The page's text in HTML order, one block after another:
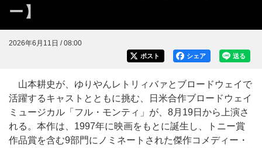
ー】
2026年6月11日 / 08:00
送る
シェア
ポスト
山本耕史が、ゆりやんレトリィバァとブロードウェイで
活躍するキャストとともに挑む、日米合作ブロードウェイ
ミュージカル「フル・モンティ」が、8月19日から上演さ
れる。本作は、1997年に映画をもとに誕生し、トニー賞
作品賞を含む9部門にノミネートされた傑作コメディー・